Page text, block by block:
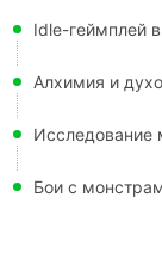
Idle-геймплей
Алхимия и
Исследование
Бои с